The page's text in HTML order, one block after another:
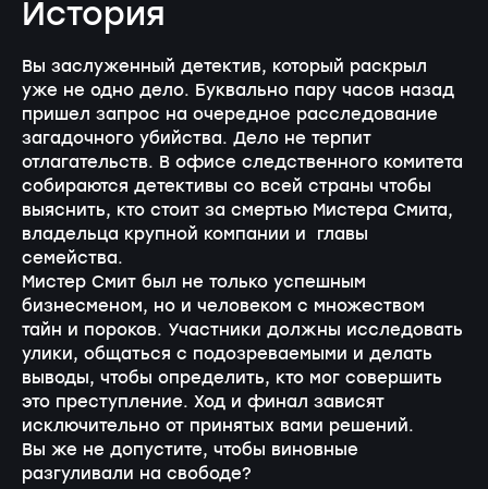
История
Вы заслуженный детектив, который раскрыл
уже не одно дело. Буквально пару часов назад
пришел запрос на очередное расследование
загадочного убийства. Дело не терпит
отлагательств. В офисе следственного комитета
собираются детективы со всей страны чтобы
выяснить, кто стоит за смертью Мистера Смита,
владельца крупной компании и главы
семейства.
Мистер Смит был не только успешным
бизнесменом, но и человеком с множеством
тайн и пороков. Участники должны исследовать
улики, общаться с подозреваемыми и делать
выводы, чтобы определить, кто мог совершить
это преступление. Ход и финал зависят
исключительно от принятых вами решений.
Вы же не допустите, чтобы виновные
разгуливали на свободе?